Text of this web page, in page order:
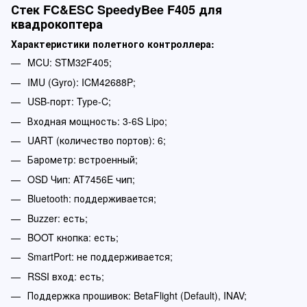
Стек FC&ESC SpeedyBee F405 для
квадрокоптера
Характеристики полетного контроллера:
MCU: STM32F405;
IMU (Gyro): ICM42688P;
USB-порт: Type-C;
Входная мощность: 3-6S Lipo;
UART (количество портов): 6;
Барометр: встроенный;
OSD Чип: AT7456E чип;
Bluetooth: поддерживается;
Buzzer: есть;
BOOT кнопка: есть;
SmartPort: не поддерживается;
RSSI вход: есть;
Поддержка прошивок: BetaFlight (Default), INAV;